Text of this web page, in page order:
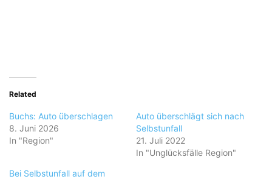
Related
Buchs: Auto überschlagen
8. Juni 2026
In "Region"
Auto überschlägt sich nach
Selbstunfall
21. Juli 2022
In "Unglücksfälle Region"
Bei Selbstunfall auf dem